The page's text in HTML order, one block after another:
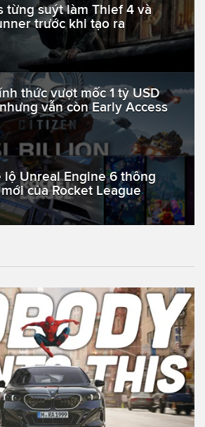
từng suýt làm Thief 4 và
trước khi tạo ra
thức vượt mốc 1 tỷ USD
vẫn còn Early Access
lộ Unreal Engine 6 thông
của Rocket League